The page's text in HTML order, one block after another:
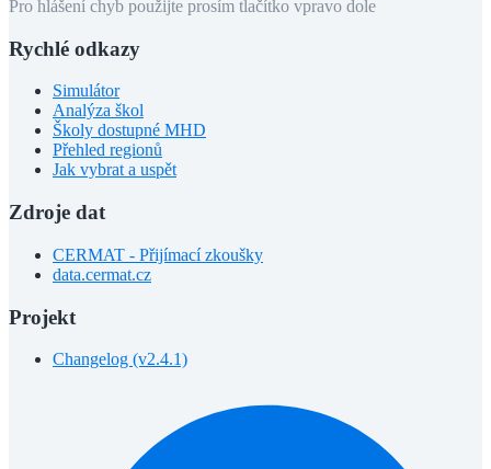
Pro hlášení chyb použijte prosím tlačítko vpravo dole
Rychlé odkazy
Simulátor
Analýza škol
Školy dostupné MHD
Přehled regionů
Jak vybrat a uspět
Zdroje dat
CERMAT - Přijímací zkoušky
data.cermat.cz
Projekt
Changelog (v2.4.1)